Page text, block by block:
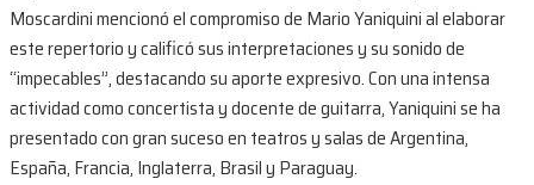
Moscardini mencionó el compromiso de Mario Yaniquini al elaborar
este repertorio y calificó sus interpretaciones y su sonido de
“impecables”, destacando su aporte expresivo. Con una intensa
actividad como concertista y docente de guitarra, Yaniquini se ha
presentado con gran suceso en teatros y salas de Argentina,
España, Francia, Inglaterra, Brasil y Paraguay.